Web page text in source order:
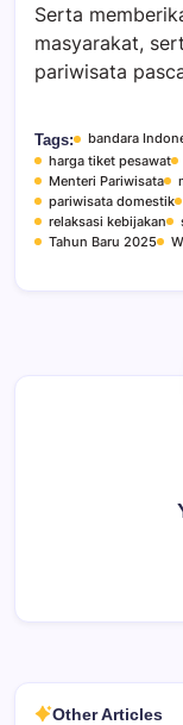
Serta
masyarakat,
pariwisata
Tags: bandara
harga tiket pesawat
Menteri Pariwisata
pariwisata domestik
relaksasi kebijakan
Tahun Baru 2025
Other Articles